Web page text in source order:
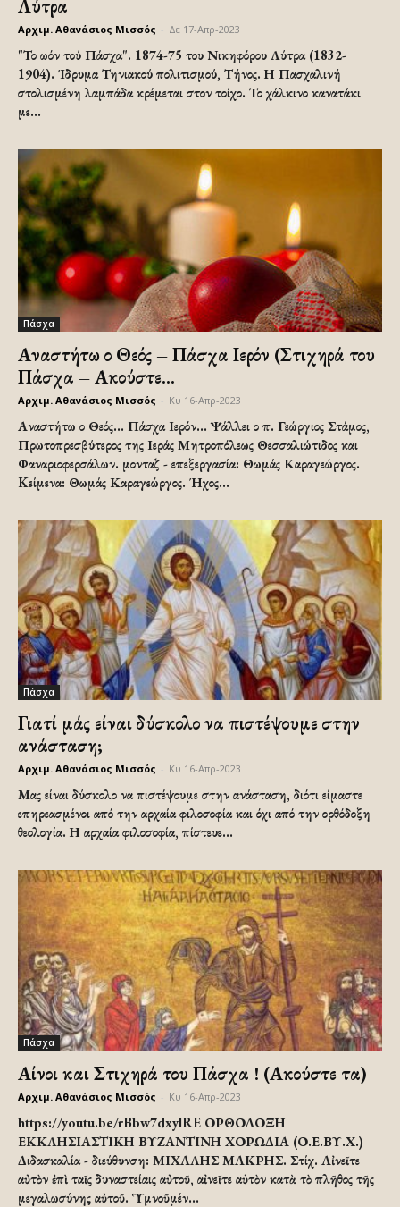
Λύτρα
Αρχιμ. Αθανάσιος Μισσός Δε 17-Απρ-2023
"Το ωόν τού Πάσχα". 1874-75 του Νικηφόρου Λύτρα (1832-
1904). Ίδρυμα Τηνιακού πολιτισμού, Τήνος. Η Πασχαλινή
στολισμένη λαμπάδα κρέμεται στον τοίχο. Το χάλκινο κανατάκι
με...
Πάσχα
Αναστήτω ο Θεός – Πάσχα Ιερόν (Στιχηρά του
Πάσχα – Ακούστε...
Αρχιμ. Αθανάσιος Μισσός Κυ 16-Απρ-2023
Αναστήτω ο Θεός... Πάσχα Ιερόν... Ψάλλει ο π. Γεώργιος Στάμος,
Πρωτοπρεσβύτερος της Ιεράς Μητροπόλεως Θεσσαλιώτιδος και
Φαναριοφερσάλων. μονταζ - επεξεργασία: Θωμάς Καραγεώργος.
Kείμενα: Θωμάς Καραγεώργος. Ήχος...
Πάσχα
Γιατί μάς είναι δύσκολο να πιστέψουμε στην
ανάσταση;
Αρχιμ. Αθανάσιος Μισσός Κυ 16-Απρ-2023
Μας είναι δύσκολο να πιστέψουμε στην ανάσταση, διότι είμαστε
επηρεασμένοι από την αρχαία φιλοσοφία και όχι από την ορθόδοξη
θεολογία. Η αρχαία φιλοσοφία, πίστευε...
Πάσχα
Αίνοι και Στιχηρά του Πάσχα ! (Ακούστε τα)
Αρχιμ. Αθανάσιος Μισσός Κυ 16-Απρ-2023
https://youtu.be/rBbw7dxylRE ΟΡΘΟΔΟΞΗ
ΕΚΚΛΗΣΙΑΣΤΙΚΗ ΒΥΖΑΝΤΙΝΗ ΧΟΡΩΔΙΑ (Ο.Ε.ΒΥ.Χ.)
Διδασκαλία - διεύθυνση: ΜΙΧΑΛΗΣ ΜΑΚΡΗΣ. Στίχ. Αἰνεῖτε
αὐτὸν ἐπὶ ταῖς δυναστείαις αὐτοῦ, αἰνεῖτε αὐτὸν κατὰ τὸ πλῆθος τῆς
μεγαλωσύνης αὐτοῦ. Ὑμνοῦμέν...